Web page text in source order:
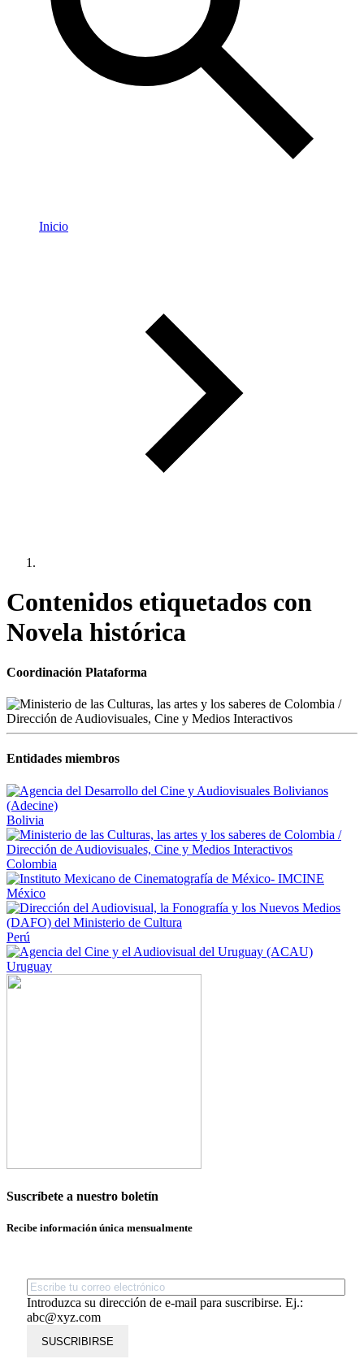
Inicio
Contenidos etiquetados con
Novela histórica
Coordinación Plataforma
Entidades miembros
Bolivia
Colombia
México
Perú
Uruguay
Suscríbete a nuestro boletín
Recibe información única mensualmente
Introduzca su dirección de e-mail para suscribirse. Ej.:
abc@xyz.com
SUSCRIBIRSE